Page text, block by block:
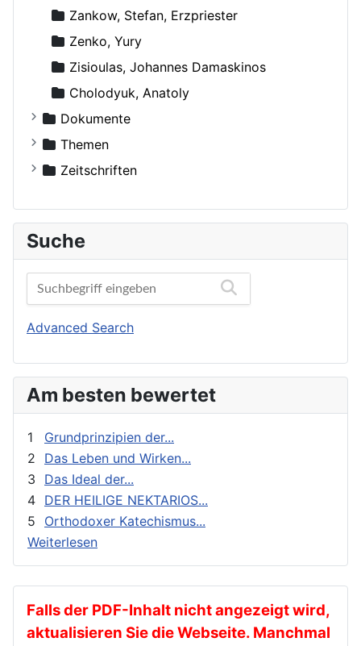
Zankow, Stefan, Erzpriester
Zenko, Yury
Zisioulas, Johannes Damaskinos
Сholodyuk, Anatoly
Dokumente
Russische Orthodoxe Kirche
Russische Orthodoxe Kirche im Ausland
Themen
Agiographie (Viten)
Autokephale und autonome Kirchen
Beziehung und Ehe
Bibelwissenschaft
Biographien
Buchbesprechungen und Nachrichten
Exegese
Feste
Geistliches Leben
Geschichte
gnadenhafte Erscheinungen
Heilige
Ikonen
Kalender
Katechese
Zeitschriften
Der Frohbote
DOM
Orthodoxe Stimmen
Orthodoxes Franken
Orthodoxie Heute
Stimme der Orthodoxie
Suche
Advanced Search
Am besten bewertet
1
Grundprinzipien der...
2
Das Leben und Wirken...
3
Das Ideal der...
4 DER HEILIGE NEKTARIOS...
5
Orthodoxer Katechismus...
Weiterlesen
Falls der PDF-Inhalt nicht angezeigt wird,
aktualisieren Sie die Webseite. Manchmal